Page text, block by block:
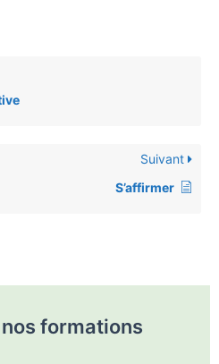
Suivant
S’affirmer
formations